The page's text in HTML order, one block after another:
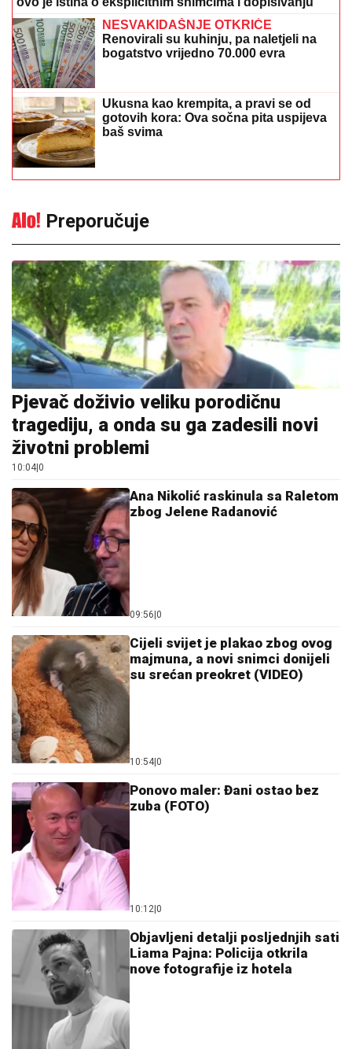
NESVAKIDAŠNJE OTKRIĆE
Renovirali su kuhinju, pa naletjeli na
bogatstvo vrijedno 70.000 evra
Ukusna kao krempita, a pravi se od
gotovih kora: Ova sočna pita uspijeva
baš svima
Preporučuje
Pjevač doživio veliku porodičnu
tragediju, a onda su ga zadesili novi
životni problemi
10:04|0
Ana Nikolić raskinula sa Raletom
zbog Jelene Radanović
09:56|0
Cijeli svijet je plakao zbog ovog
majmuna, a novi snimci donijeli
su srećan preokret (VIDEO)
10:54|0
Ponovo maler: Đani ostao bez
zuba (FOTO)
10:12|0
Objavljeni detalji posljednjih sati
Liama Pajna: Policija otkrila
nove fotografije iz hotela